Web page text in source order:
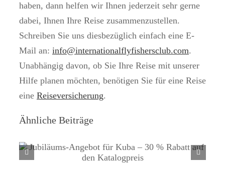
haben, dann helfen wir Ihnen jederzeit sehr gerne
dabei, Ihnen Ihre Reise zusammenzustellen.
Schreiben Sie uns diesbezüglich einfach eine E-
Mail an: info@internationalflyfishersclub.com.
Unabhängig davon, ob Sie Ihre Reise mit unserer
Hilfe planen möchten, benötigen Sie für eine Reise
eine Reiseversicherung.
Ähnliche Beiträge
Rabatt auf den Katalogpreis